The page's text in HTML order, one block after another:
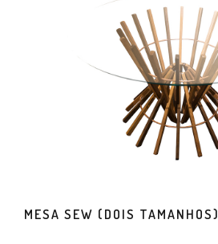
MESA SEW (DOIS TAMANHOS)